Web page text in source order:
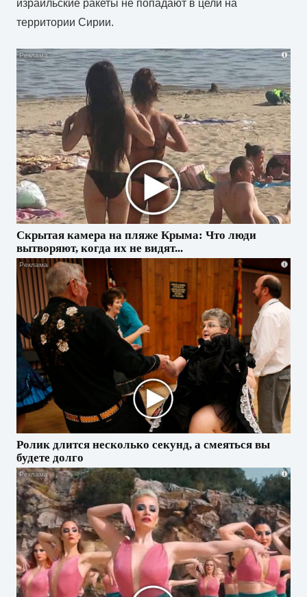
израильские ракеты не попадают в цели на
территории Сирии.
i
Скрытая камера на пляже Крыма: Что люди
вытворяют, когда их не видят...
i
Ролик длится несколько секунд, а смеяться вы
будете долго
i